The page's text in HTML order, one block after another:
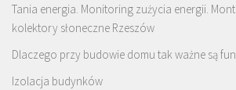
Tania energia. Monitoring zużycia energii.
kolektory słoneczne Rzeszów
Dlaczego przy budowie domu tak ważne są
Izolacja budynków